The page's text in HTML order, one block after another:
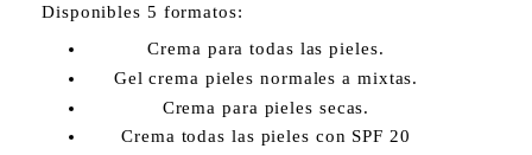
Disponibles 5 formatos:
Crema para todas las pieles.
Gel crema pieles normales a mixtas.
Crema para pieles secas.
Crema todas las pieles con SPF 20